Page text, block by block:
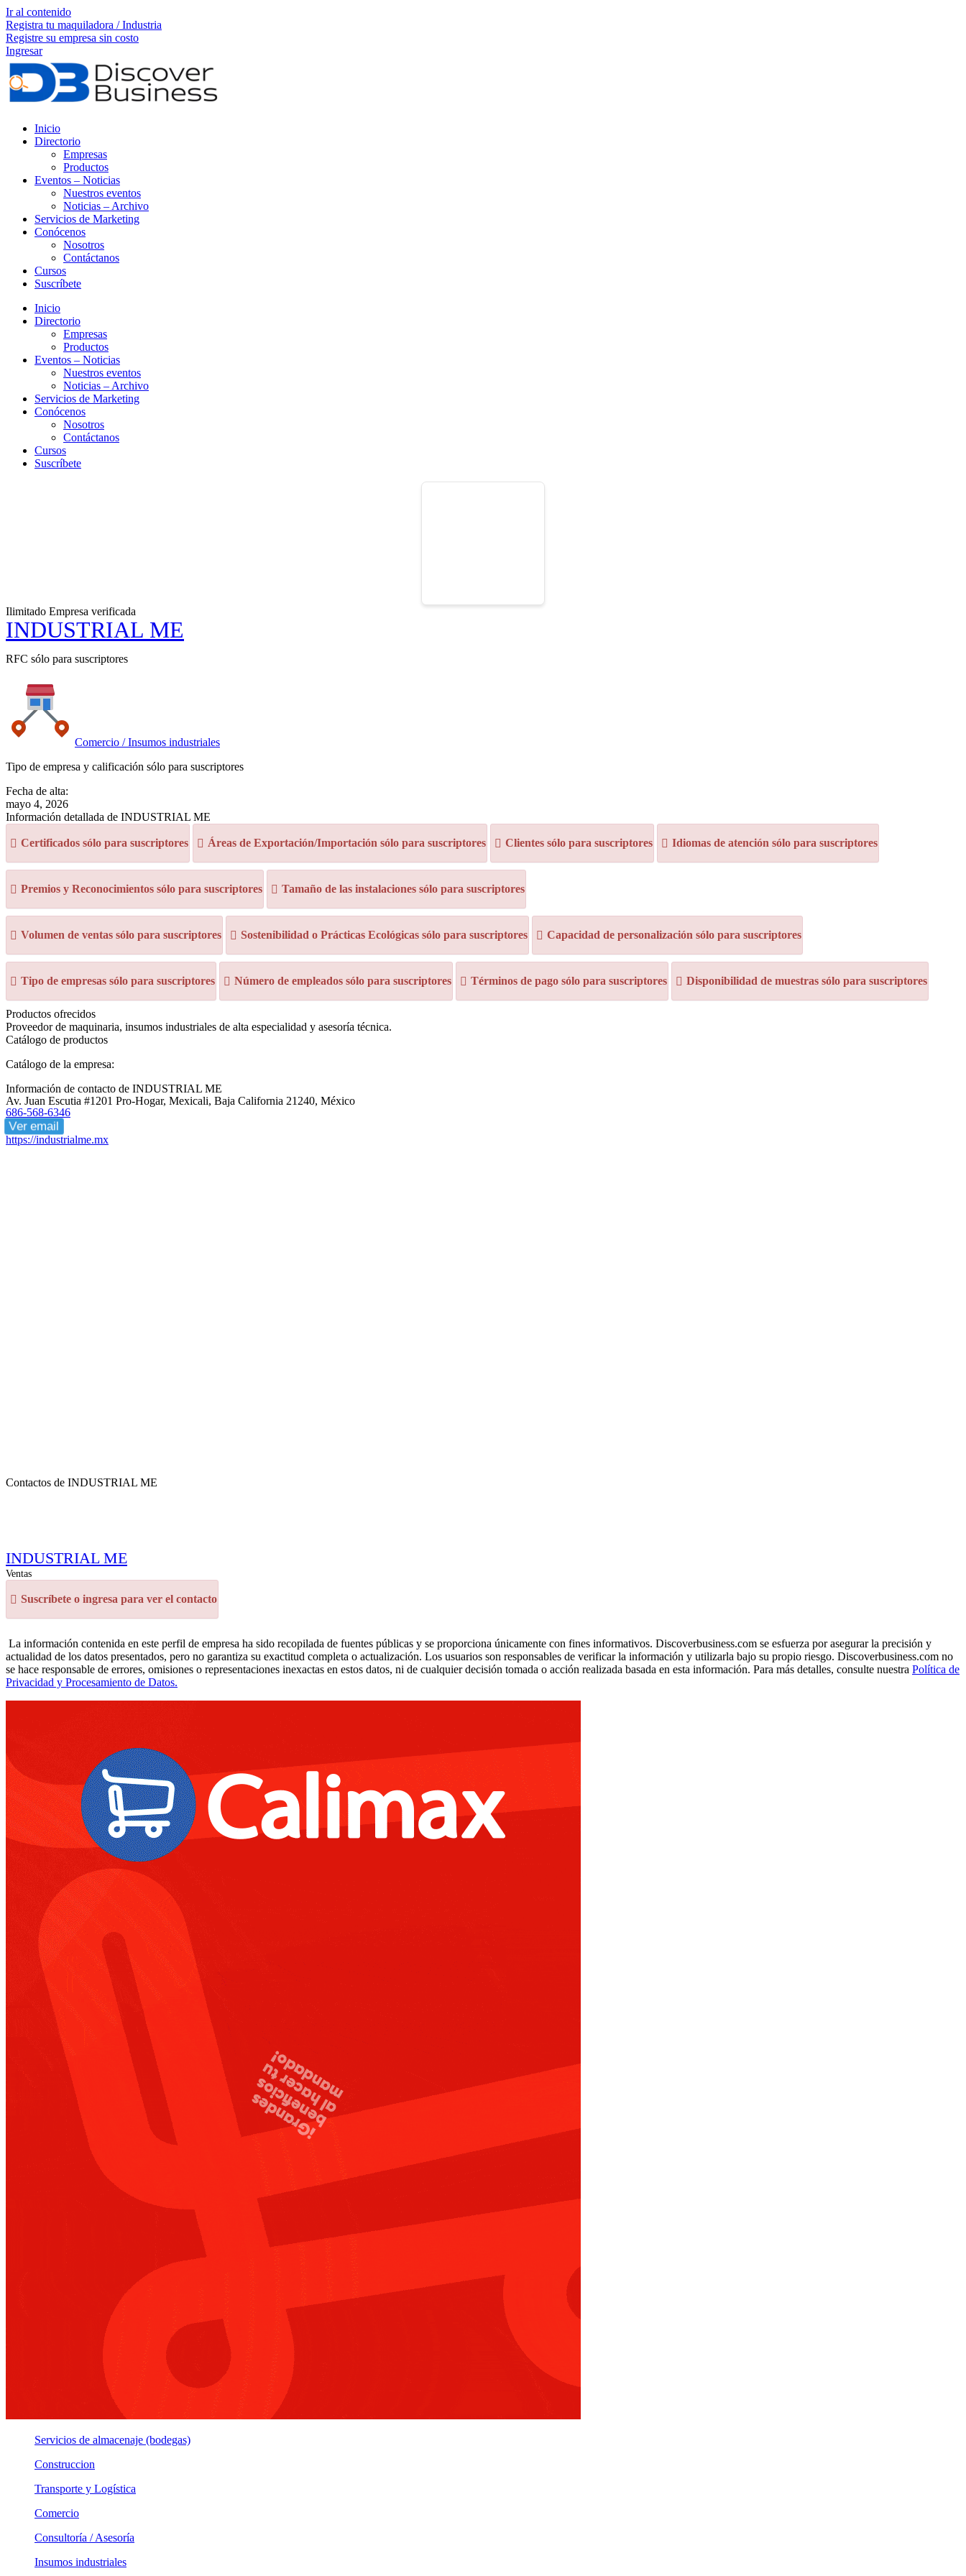
Ir al contenido
Registra tu maquiladora / Industria
Registre su empresa sin costo
Ingresar
Inicio
Directorio
Empresas
Productos
Eventos – Noticias
Nuestros eventos
Noticias – Archivo
Servicios de Marketing
Conócenos
Nosotros
Contáctanos
Cursos
Suscríbete
Inicio
Directorio
Empresas
Productos
Eventos – Noticias
Nuestros eventos
Noticias – Archivo
Servicios de Marketing
Conócenos
Nosotros
Contáctanos
Cursos
Suscríbete
Ilimitado Empresa verificada
INDUSTRIAL ME
RFC sólo para suscriptores
Comercio / Insumos industriales
Tipo de empresa y calificación sólo para suscriptores
Fecha de alta:
mayo 4, 2026
Información detallada de INDUSTRIAL ME
Certificados sólo para suscriptores Áreas de Exportación/Importación sólo para suscriptores Clientes sólo para suscriptores Idiomas de atención sólo para suscriptores
Premios y Reconocimientos sólo para suscriptores Tamaño de las instalaciones sólo para suscriptores
Volumen de ventas sólo para suscriptores Sostenibilidad o Prácticas Ecológicas sólo para suscriptores Capacidad de personalización sólo para suscriptores
Tipo de empresas sólo para suscriptores Número de empleados sólo para suscriptores Términos de pago sólo para suscriptores Disponibilidad de muestras sólo para suscriptores
Productos ofrecidos
Proveedor de maquinaria, insumos industriales de alta especialidad y asesoría técnica.
Catálogo de productos
Catálogo de la empresa:
Información de contacto de INDUSTRIAL ME
Av. Juan Escutia #1201 Pro-Hogar, Mexicali, Baja California 21240, México
686-568-6346
Ver email
https://industrialme.mx
Contactos de INDUSTRIAL ME
INDUSTRIAL ME
Ventas
Suscríbete o ingresa para ver el contacto
La información contenida en este perfil de empresa ha sido recopilada de fuentes públicas y se proporciona únicamente con fines informativos. Discoverbusiness.com se esfuerza por asegurar la precisión y
actualidad de los datos presentados, pero no garantiza su exactitud completa o actualización. Los usuarios son responsables de verificar la información y utilizarla bajo su propio riesgo. Discoverbusiness.com no
se hace responsable de errores, omisiones o representaciones inexactas en estos datos, ni de cualquier decisión tomada o acción realizada basada en esta información. Para más detalles, consulte nuestra Política de
Privacidad y Procesamiento de Datos.
Servicios de almacenaje (bodegas)
Construccion
Transporte y Logística
Comercio
Consultoría / Asesoría
Insumos industriales